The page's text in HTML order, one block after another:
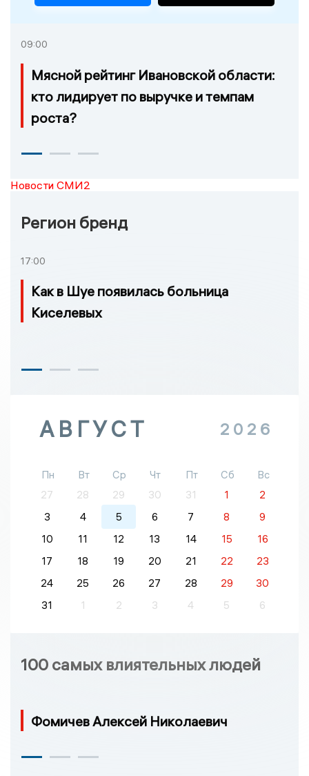
09:00
Мясной рейтинг Ивановской области:
кто лидирует по выручке и темпам
роста?
Новости СМИ2
Регион бренд
17:00
Как в Шуе появилась больница
Киселевых
АВГУСТ 2026
Пн Вт Ср Чт Пт Сб
Вс
27
28 29 30 31 1
2
3
4 5 6 7 8
9
10
11 12 13 14 15
16
17
18 19 20 21 22
23
24
25 26 27 28 29
30
31
1 2 3 4 5 6
100 самых влиятельных людей
Фомичев Алексей Николаевич